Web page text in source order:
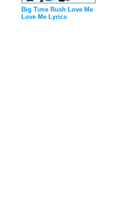
Big Time Rush Love Me
Love Me Lyrics